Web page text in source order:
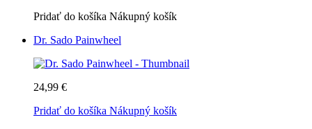
Pridať do košíka Nákupný košík
Dr. Sado Painwheel
24,99 €
Pridať do košíka Nákupný košík